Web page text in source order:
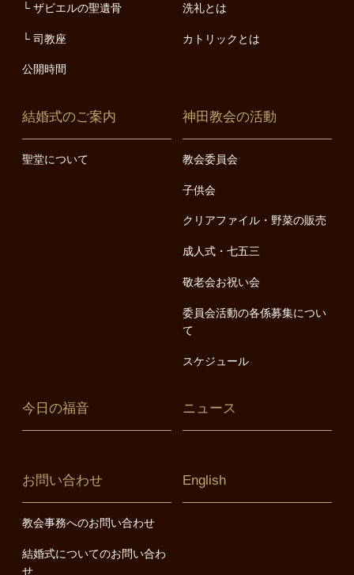
ザビエルの聖遺骨
司教座
公開時間
洗礼とは
カトリックとは
結婚式のご案内
聖堂について
神田教会の活動
教会委員会
子供会
クリアファイル・野菜の販売
成人式・七五三
敬老会お祝い会
委員会活動の各係募集につい
て
スケジュール
今日の福音 ニュース
お問い合わせ
教会事務へのお問い合わせ
結婚式についてのお問い合わ
せ
English